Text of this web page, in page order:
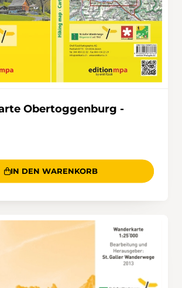
Obertoggenburg -
IN DEN WARENKORB